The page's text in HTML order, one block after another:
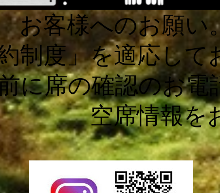
のお願い
度」を適応して
席の確認のお電
をお知ら